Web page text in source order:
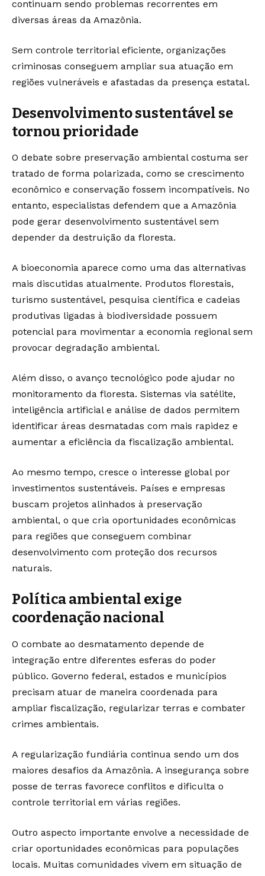
continuam sendo problemas recorrentes em
diversas áreas da Amazônia.
Sem controle territorial eficiente, organizações
criminosas conseguem ampliar sua atuação em
regiões vulneráveis e afastadas da presença estatal.
Desenvolvimento sustentável se
tornou prioridade
O debate sobre preservação ambiental costuma ser
tratado de forma polarizada, como se crescimento
econômico e conservação fossem incompatíveis. No
entanto, especialistas defendem que a Amazônia
pode gerar desenvolvimento sustentável sem
depender da destruição da floresta.
A bioeconomia aparece como uma das alternativas
mais discutidas atualmente. Produtos florestais,
turismo sustentável, pesquisa científica e cadeias
produtivas ligadas à biodiversidade possuem
potencial para movimentar a economia regional sem
provocar degradação ambiental.
Além disso, o avanço tecnológico pode ajudar no
monitoramento da floresta. Sistemas via satélite,
inteligência artificial e análise de dados permitem
identificar áreas desmatadas com mais rapidez e
aumentar a eficiência da fiscalização ambiental.
Ao mesmo tempo, cresce o interesse global por
investimentos sustentáveis. Países e empresas
buscam projetos alinhados à preservação
ambiental, o que cria oportunidades econômicas
para regiões que conseguem combinar
desenvolvimento com proteção dos recursos
naturais.
Política ambiental exige
coordenação nacional
O combate ao desmatamento depende de
integração entre diferentes esferas do poder
público. Governo federal, estados e municípios
precisam atuar de maneira coordenada para
ampliar fiscalização, regularizar terras e combater
crimes ambientais.
A regularização fundiária continua sendo um dos
maiores desafios da Amazônia. A insegurança sobre
posse de terras favorece conflitos e dificulta o
controle territorial em várias regiões.
Outro aspecto importante envolve a necessidade de
criar oportunidades econômicas para populações
locais. Muitas comunidades vivem em situação de